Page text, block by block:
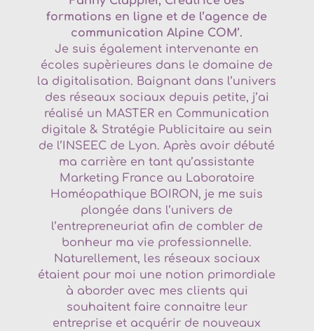
formations en ligne et de l’agence de
communication Alpine COM’.
Je suis également intervenante en
écoles supèrieures dans le domaine de
la digitalisation. Baignant dans l’univers
des réseaux sociaux depuis petite, j’ai
réalisé un MASTER en Communication
digitale & Stratégie Publicitaire au sein
de l’INSEEC de Lyon. Après avoir débuté
ma carrière en tant qu’assistante
Marketing France au Laboratoire
Homéopathique BOIRON, je me suis
plongée dans l’univers de
l’entrepreneuriat afin de combler de
bonheur ma vie professionnelle.
Naturellement, les réseaux sociaux
étaient pour moi une notion primordiale
à aborder avec mes clients qui
souhaitent faire connaitre leur
entreprise et acquérir de nouveaux